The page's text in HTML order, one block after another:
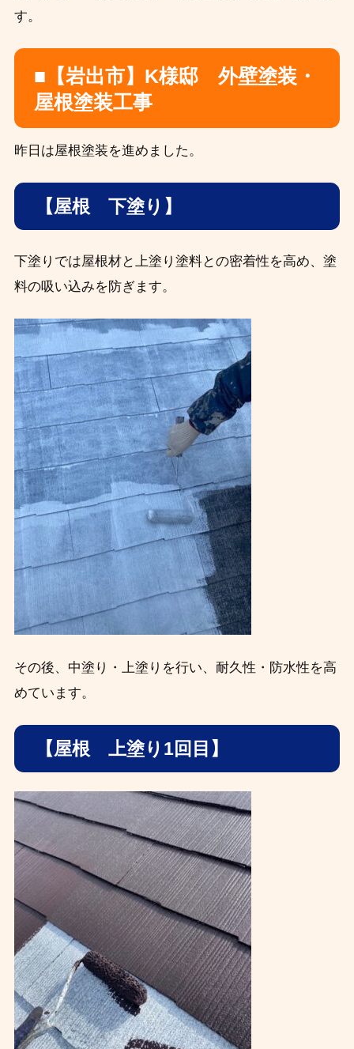
す。
■【岩出市】K様邸 外壁塗装・
屋根塗装工事
昨日は屋根塗装を進めました。
【屋根 下塗り】
下塗りでは屋根材と上塗り塗料との密着性を高め、塗
料の吸い込みを防ぎます。
その後、中塗り・上塗りを行い、耐久性・防水性を高
めています。
【屋根 上塗り1回目】